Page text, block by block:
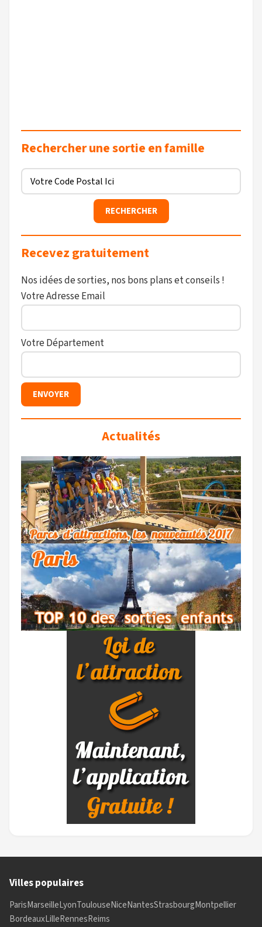
Rechercher une sortie en famille
Recevez gratuitement
Nos idées de sorties, nos bons plans et conseils !
Votre Adresse Email
Votre Département
Actualités
Villes populaires
ParisMarseilleLyonToulouseNiceNantesStrasbourgMontpellier
BordeauxLilleRennesReims